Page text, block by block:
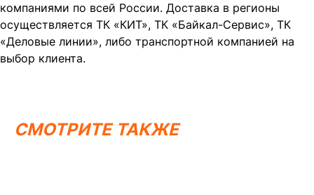
компаниями по всей России. Доставка в регионы
осуществляется ТК «КИТ», ТК «Байкал-Сервис», ТК
«Деловые линии», либо транспортной компанией на
выбор клиента.
СМОТРИТЕ ТАКЖЕ